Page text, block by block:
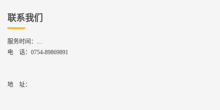
联系我们
服务时间：
周一到周六,8：30 - 17：30
电 话： 0754-89869891
地    址：